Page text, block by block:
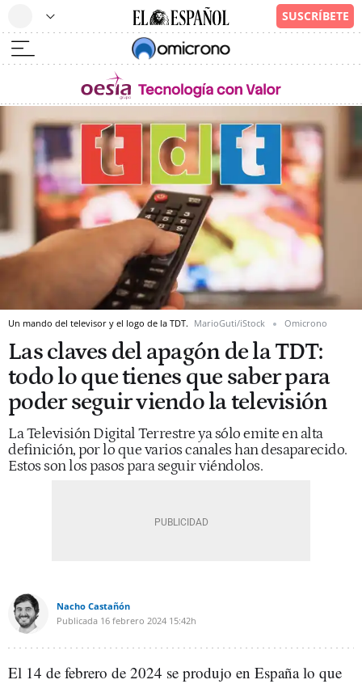
Un mando del televisor y el logo de la TDT. MarioGuti/iStock Omicrono
Las claves del apagón de la TDT:
todo lo que tienes que saber para
poder seguir viendo la televisión
La Televisión Digital Terrestre ya sólo emite en alta
definición, por lo que varios canales han desaparecido.
Estos son los pasos para seguir viéndolos.
Nacho Castañón
Publicada 16 febrero 2024 15:42h
El 14 de febrero de 2024 se produjo en España lo que